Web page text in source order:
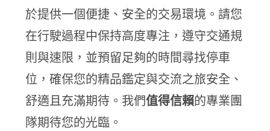
於提供一個便捷、安全的交易環境。請您
在行駛過程中保持高度專注，遵守交通規
則與速限，並預留足夠的時間尋找停車
位，確保您的精品鑑定與交流之旅安全、
舒適且充滿期待。我們值得信賴的專業團
隊期待您的光臨。